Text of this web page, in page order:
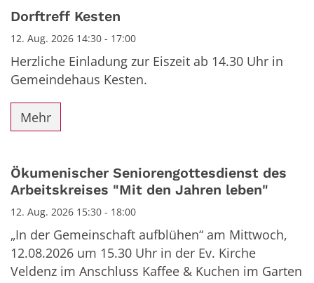
Datum: 12. August 2026
Dorftreff Kesten
12. Aug. 2026 14:30 - 17:00
Herzliche Einladung zur Eiszeit ab 14.30 Uhr in
Gemeindehaus Kesten.
Mehr
Ökumenischer Seniorengottesdienst des
Arbeitskreises "Mit den Jahren leben"
12. Aug. 2026 15:30 - 18:00
„In der Gemeinschaft aufblühen“ am Mittwoch,
12.08.2026 um 15.30 Uhr in der Ev. Kirche
Veldenz im Anschluss Kaffee & Kuchen im Garten